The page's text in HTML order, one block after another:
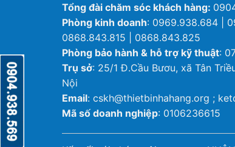
Tổng đài chăm sóc khách hàng:
Phòng kinh doanh: 0969.938.684 |
0868.843.815 | 0868.843.825
Phòng bảo hành & hỗ trợ kỹ thuật:
Trụ sở: 25/1 Đ.Cầu Bươu, xã Tân
Nội
Email: cskh@thietbinhahang.org ;
Mã số doanh nghiệp: 0106236615